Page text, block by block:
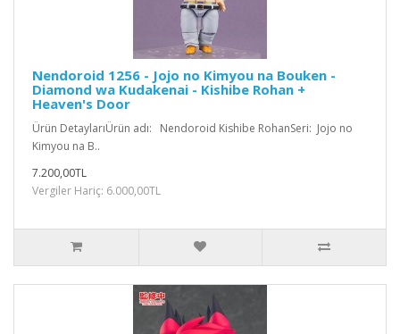
Nendoroid 1256 - Jojo no Kimyou na Bouken -
Diamond wa Kudakenai - Kishibe Rohan +
Heaven's Door
Ürün DetaylarıÜrün adı: Nendoroid Kishibe RohanSeri: Jojo no
Kimyou na B..
7.200,00TL
Vergiler Hariç: 6.000,00TL